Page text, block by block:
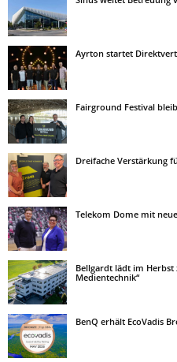
Ayrton startet
Fairground Festival
Dreifache Verstärkung
Telekom Dome mit
Bellgardt lädt im Herbst
Medientechnik“
BenQ erhält EcoVadis